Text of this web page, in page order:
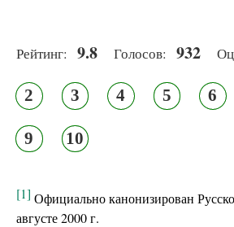
Рейтинг: 9.8 Голосов: 932
2 3 4 5 6
9 10
[1] Официально канонизирован
августе 2000 г.